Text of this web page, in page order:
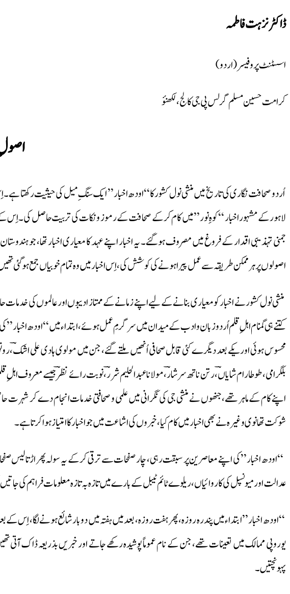
ڈاکٹر نزہت فاطمہ
اسسٹنٹ پروفیسر (اردو)
کرامت حسین مسلم گرلس پی جی کالج ، لکھنؤ
اُردو صحافت نگاری کی تاریخ میں منشی نول کشور کا ‘‘اودھ اخبار’’ ایک سنگِ میل کی حیثیت رکھتا
جمنی تہذیبی اقدار کے فروغ میں مصروف ہوگئے۔ یہ اخبار اپنے عہد کا معیاری اخبار تھا، جو
اصولوں پر ہرممکن طریقہ سے عمل پیرا ہونے کی کوشش کی، اِس اخبار میں وہ تمام خوبیاں جمع ہوگئی
منشی نول کشور نے اخبار کو معیاری بنانے کے لیے اپنے زمانے کے ممتاز ادیبوں اور عالموں کی
کتنے ہی گمنام اہلِ قلم اُردو زبان و ادب کے میدان میں سرگرمِ عمل ہوئے، ابتداء میں ‘‘اودھ
محسوس ہوئی اور یکے بعد دیگرے کئی قابل صحافی اُنھیں ملتے گئے، جن میں مولوی ہادی علی اشکؔ،
بلگرامی، طوطارام شایاںؔ، رتن ناتھ سرشارؔ، مولانا عبدالحلیم شررؔ، نوبت رائے نظرؔ جیسے معروف
اپنے کام کے ماہر تھے، جنھوں نے منشی جی کی نگرانی میں علمی و صحافتی خدمات انجام دے کر شہرت
شوکت تھانوی وغیرہ نے بھی اخبار میں کام کیا، خبروں کی اشاعت میں جو اخبار کا امتیاز ہوا کرتا ہے۔
‘‘اودھ اخبار’’ کی اپنے معاصرین پر سبقت رہی، چار صفحات سے ترقی کرکے یہ سولہ پھر اڑتالیس
عدالت اور میونسپل کی کاروائیاں، ریلوے ٹائم ٹیبل کے بارے میں تازہ بہ تازہ معلومات فراہم کی
‘‘اودھ اخبار’’ ابتداء میں پندرہ روزہ، پھر ہفت روزہ، بعد میں ہفتہ میں دوبار شائع ہونے لگا، اِس کے
یوروپی ممالک میں تعینات تھے، جن کے نام عموماً پوشیدہ رکھے جاتے اور خبریں بذریعہ ڈاک
پہونچتیں۔